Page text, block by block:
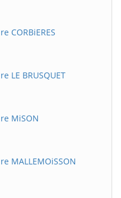
CORBiERES
LE BRUSQUET
MiSON
MALLEMOiSSON